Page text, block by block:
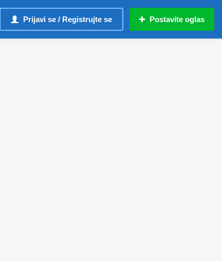
Prijavi se / Registrujte se Postavite oglas